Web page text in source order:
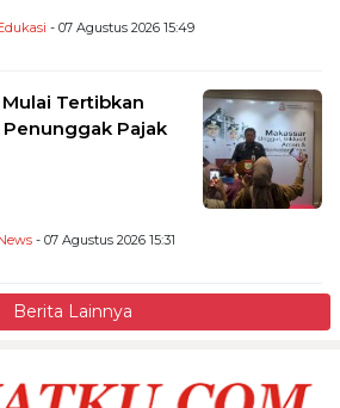
- 07 Agustus 2026 15:49
Tertibkan
Pajak
- 07 Agustus 2026 15:31
Berita Lainnya